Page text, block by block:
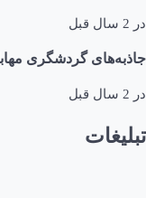
در 2 سال قبل
جاذبه‌های گردشگری
در 2 سال قبل
تبلیغات